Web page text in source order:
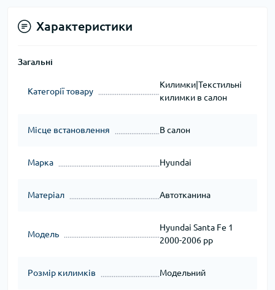
Характеристики
Загальні
Категорії товару
Килимки|Текстильні
килимки в салон
Місце встановлення В салон
Марка Hyundai
Матеріал Автотканина
Модель
Hyundai Santa Fe 1
2000-2006 рр
Розмір килимків Модельний